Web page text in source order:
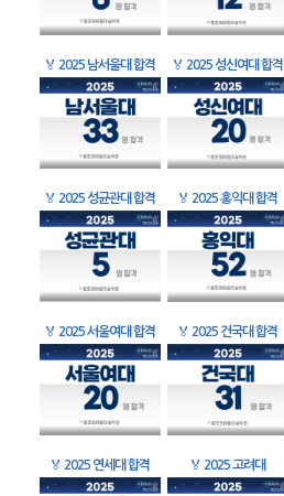
🏅 2025 남서울대 합격 🏅 2025 성신여대 합격
🏅 2025 성균관대 합격 🏅 2025 홍익대 합격
🏅 2025 서울여대 합격 🏅 2025 건국대 합격
🏅 2025 연세대 합격 🏅 2025 고려대